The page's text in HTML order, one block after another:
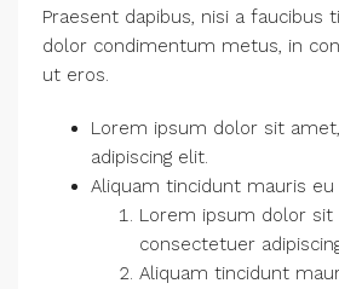
Praesent dapibus, nisi a faucibus
dolor condimentum metus, in
ut eros.
Lorem ipsum dolor sit
adipiscing elit.
Aliquam tincidunt mauris eu
Lorem ipsum dolor sit
consectetuer
Aliquam tincidunt